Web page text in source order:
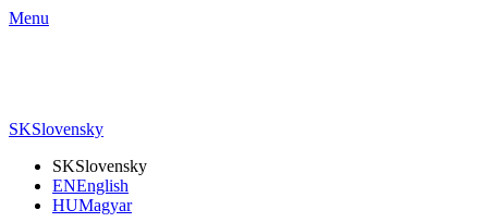
Menu
SKSlovensky
SKSlovensky
ENEnglish
HUMagyar